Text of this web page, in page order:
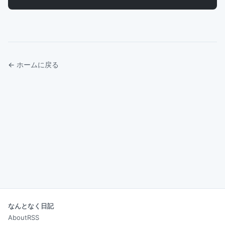
← ホームに戻る
なんとなく日記
AboutRSS